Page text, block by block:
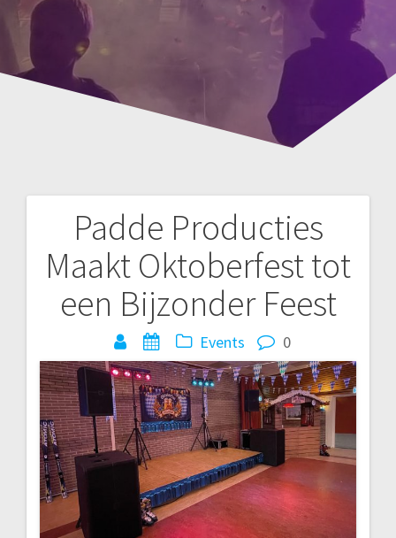
Padde Producties
Maakt Oktoberfest tot
een Bijzonder Feest
Events 0
Bericht
navigatie